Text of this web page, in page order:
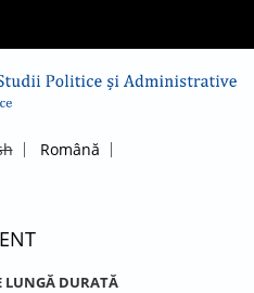
Română
LUNGĂ DURATĂ